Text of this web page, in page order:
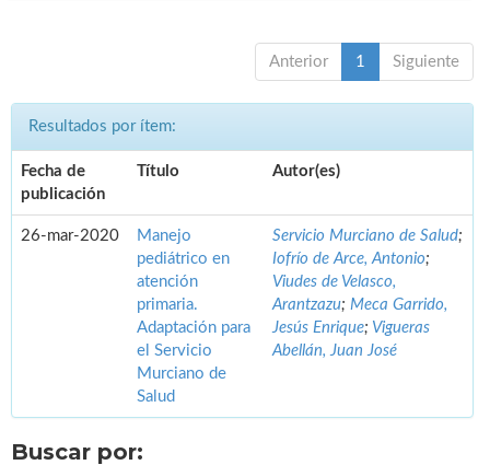
Anterior 1 Siguiente
Resultados por ítem:
Fecha de
publicación
Título Autor(es)
26-mar-2020
Manejo
pediátrico en
atención
primaria.
Adaptación para
el Servicio
Murciano de
Salud
Servicio Murciano de Salud;
Iofrío de Arce, Antonio;
Viudes de Velasco,
Arantzazu; Meca Garrido,
Jesús Enrique; Vigueras
Abellán, Juan José
Buscar por: